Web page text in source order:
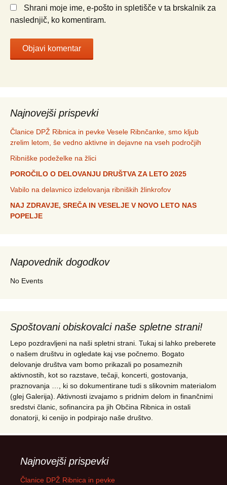
Shrani moje ime, e-pošto in spletišče v ta brskalnik za
naslednjič, ko komentiram.
Najnovejši prispevki
Članice DPŽ Ribnica in pevke Vesele Ribnčanke, smo kljub
zrelim letom, še vedno aktivne in dejavne na vseh področjih
Ribniške podeželke na žlici
POROČILO O DELOVANJU DRUŠTVA ZA LETO 2025
Vabilo na delavnico izdelovanja ribniških žlinkrofov
NAJ ZDRAVJE, SREČA IN VESELJE V NOVO LETO NAS
POPELJE
Napovednik dogodkov
No Events
Spoštovani obiskovalci naše spletne strani!
Lepo pozdravljeni na naši spletni strani. Tukaj si lahko preberete
o našem društvu in ogledate kaj vse počnemo. Bogato
delovanje društva vam bomo prikazali po posameznih
aktivnostih, kot so razstave, tečaji, koncerti, gostovanja,
praznovanja …, ki so dokumentirane tudi s slikovnim materialom
(glej Galerija). Aktivnosti izvajamo s pridnim delom in finančnimi
sredstvi članic, sofinancira pa jih Občina Ribnica in ostali
donatorji, ki cenijo in podpirajo naše društvo.
Najnovejši prispevki
Članice DPŽ Ribnica in pevke